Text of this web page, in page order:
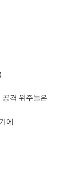
공격 위주들은
에